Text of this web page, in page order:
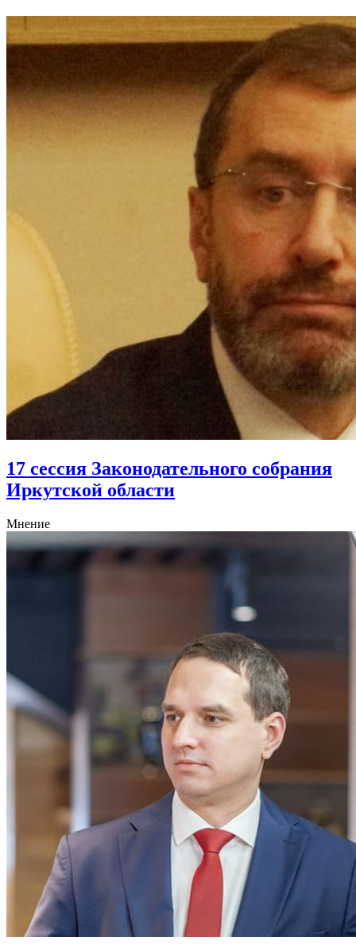
17 сессия Законодательного собрания
Иркутской области
Мнение